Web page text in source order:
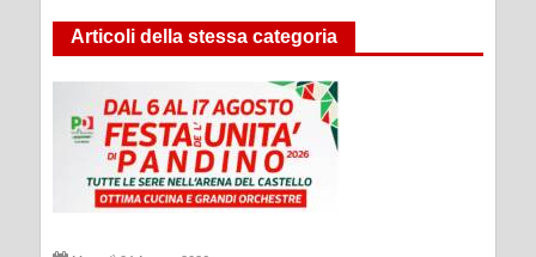
Articoli della stessa categoria